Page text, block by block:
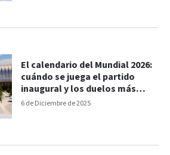
6 de Diciembre de 2025
El calendario del Mundial 2026:
cuándo se juega el partido
inaugural y los duelos más
esperados